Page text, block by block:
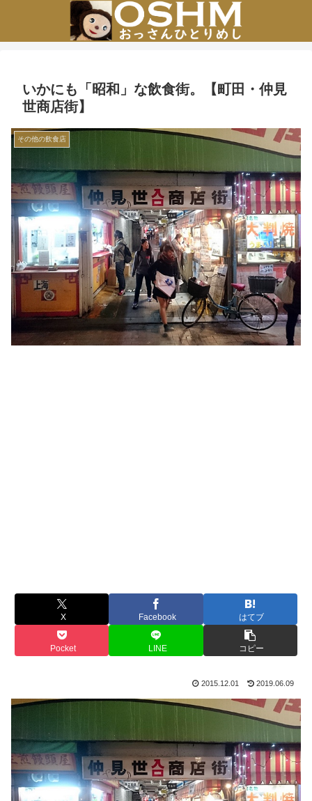
いかにも「昭和」な飲食街。【町田・仲見
世商店街】
その他の飲食店
X Facebook はてブ
Pocket LINE コピー
2015.12.01 2019.06.09